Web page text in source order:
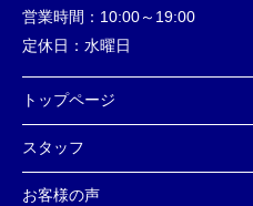
営業時間： 10:00～19:00
定休日： 水曜日
トップページ
スタッフ
お客様の声